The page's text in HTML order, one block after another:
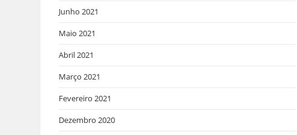
Junho 2021
Maio 2021
Abril 2021
Março 2021
Fevereiro 2021
Dezembro 2020